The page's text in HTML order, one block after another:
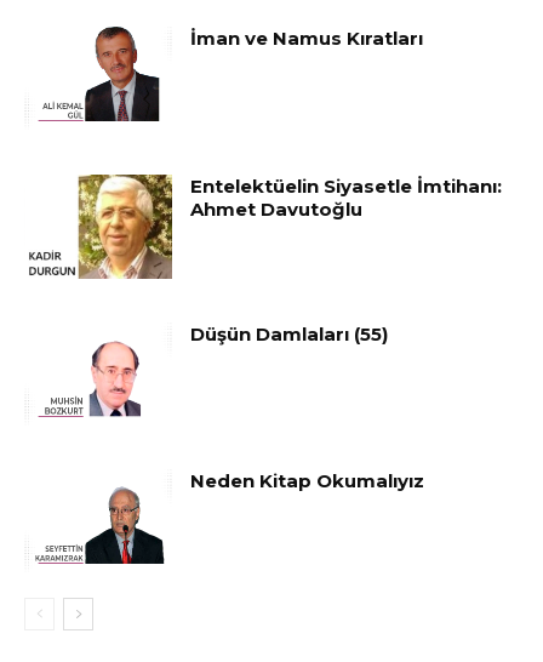
İman ve Namus Kıratları
Entelektüelin Siyasetle İmtihanı:
Ahmet Davutoğlu
Düşün Damlaları (55)
Neden Kitap Okumalıyız